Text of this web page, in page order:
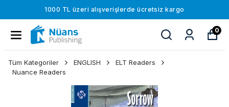
1000 TL üzeri alışverişlerde ücretsiz kargo
0
Tüm Kategoriler ENGLISH
ELT Readers
Nuance Readers